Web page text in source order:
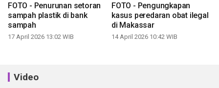
FOTO - Penurunan setoran
sampah plastik di bank
sampah
17 April 2026 13:02 WIB
FOTO - Pengungkapan
kasus peredaran obat ilegal
di Makassar
14 April 2026 10:42 WIB
Video